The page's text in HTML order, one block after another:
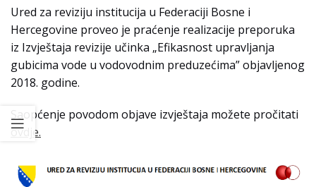
Ured za reviziju institucija u Federaciji Bosne i
Hercegovine proveo je praćenje realizacije preporuka
iz Izvještaja revizije učinka „Efikasnost upravljanja
gubicima vode u vodovodnim preduzećima” objavljenog
2018. godine.
Saopćenje povodom objave izvještaja možete pročitati
ovdje.